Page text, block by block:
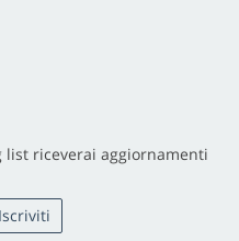
riceverai aggiornamenti